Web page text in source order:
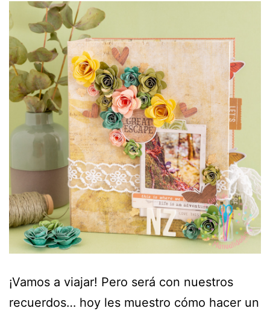
¡Vamos a viajar! Pero será con nuestros
recuerdos… hoy les muestro cómo hacer un